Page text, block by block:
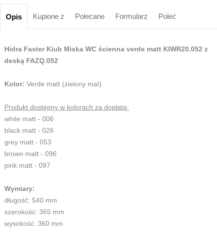
Opis Kupione z Polecane Formularz Poleć
Hidra Faster Kiub Miska WC ścienna verde matt KIWR20.052 z
deską FAZQ.052
Kolor: Verde matt (zielony mat)
Produkt dostępny w kolorach za dopłatą:
white matt - 006
black matt - 026
grey matt - 053
brown matt - 096
pink matt - 097
Wymiary:
długość: 540 mm
szerokość: 365 mm
wysokość: 360 mm